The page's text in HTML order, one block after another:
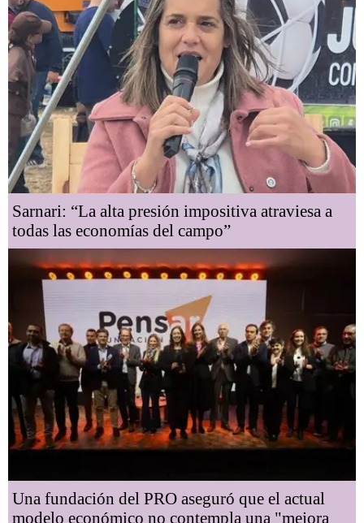
Sarnari: “La alta presión impositiva atraviesa a
todas las economías del campo”
Una fundación del PRO aseguró que el actual
modelo económico no contempla una "mejora